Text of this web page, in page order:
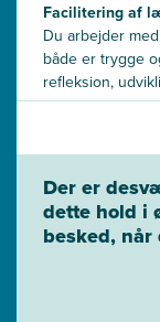
Facilitering af
Du arbejder
både er trygge
refleksion,
Organisatorisk
Du analyserer
praksis, og du
lærings- og
Der er
dette hold i
besked,